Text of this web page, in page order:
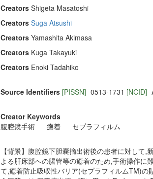
Creators Shigeta Masatoshi
Creators Suga Atsushi
Creators Yamashita Akimasa
Creators Kuga Takayuki
Creators Enoki Tadahiko
Source Identifiers [PISSN] 0513-1731 [NCID]
Creator Keywords
腹腔鏡手術
癒着 セプラフィルム
【背景】腹腔鏡下胆嚢摘出術後の患者に対して
よる肝床部への腸管等の癒着のため,手術操作に
て,癒着防止吸収性バリア(セプラフィルムTM)